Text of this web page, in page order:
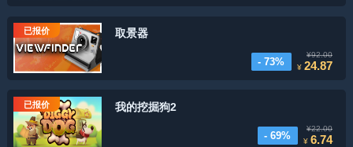
已报价 取景器
- 73%
¥92.00
¥24.87
已报价 我的挖掘狗2
- 69%
¥22.00
¥6.74